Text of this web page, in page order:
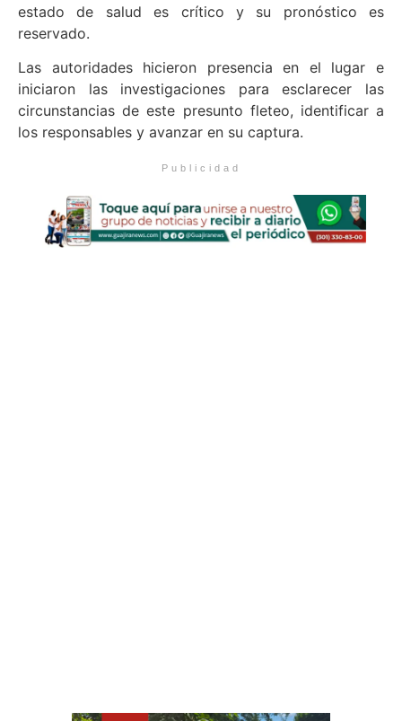
estado de salud es crítico y su pronóstico es
reservado.
Las autoridades hicieron presencia en el lugar e
iniciaron las investigaciones para esclarecer las
circunstancias de este presunto fleteo, identificar a
los responsables y avanzar en su captura.
Publicidad